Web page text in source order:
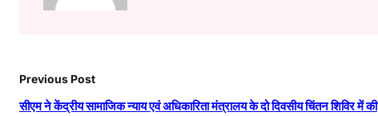
Previous Post
सीएम ने केंद्रीय सामाजिक न्याय एवं अधिकारिता मंत्रालय के दो दिवसीय चिंतन शिविर में की